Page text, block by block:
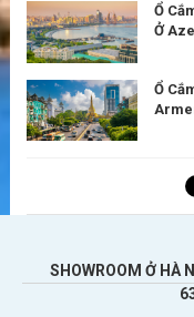
Ổ
Ở
Ổ
SHOWROOM Ở HÀ